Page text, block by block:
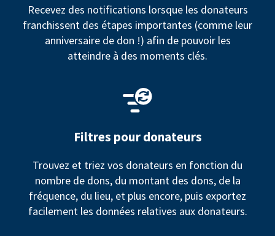
Recevez des notifications lorsque les donateurs
franchissent des étapes importantes (comme leur
anniversaire de don !) afin de pouvoir les
atteindre à des moments clés.
Filtres pour donateurs
Trouvez et triez vos donateurs en fonction du
nombre de dons, du montant des dons, de la
fréquence, du lieu, et plus encore, puis exportez
facilement les données relatives aux donateurs.